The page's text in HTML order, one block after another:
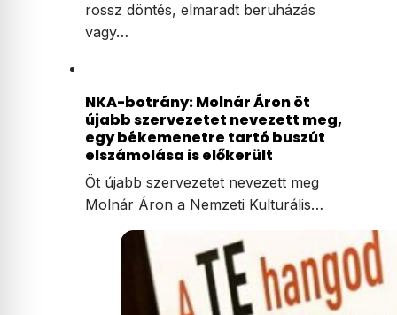
rossz döntés, elmaradt beruházás
vagy…
NKA-botrány: Molnár Áron öt
újabb szervezetet nevezett meg,
egy békemenetre tartó buszút
elszámolása is előkerült
Öt újabb szervezetet nevezett meg
Molnár Áron a Nemzeti Kulturális…